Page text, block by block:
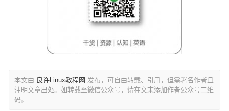
本文由 良许Linux教程网 发布，可自由转载、引用，但需署名作者且
注明文章出处。如转载至微信公众号，请在文末添加作者公众号二维
码。